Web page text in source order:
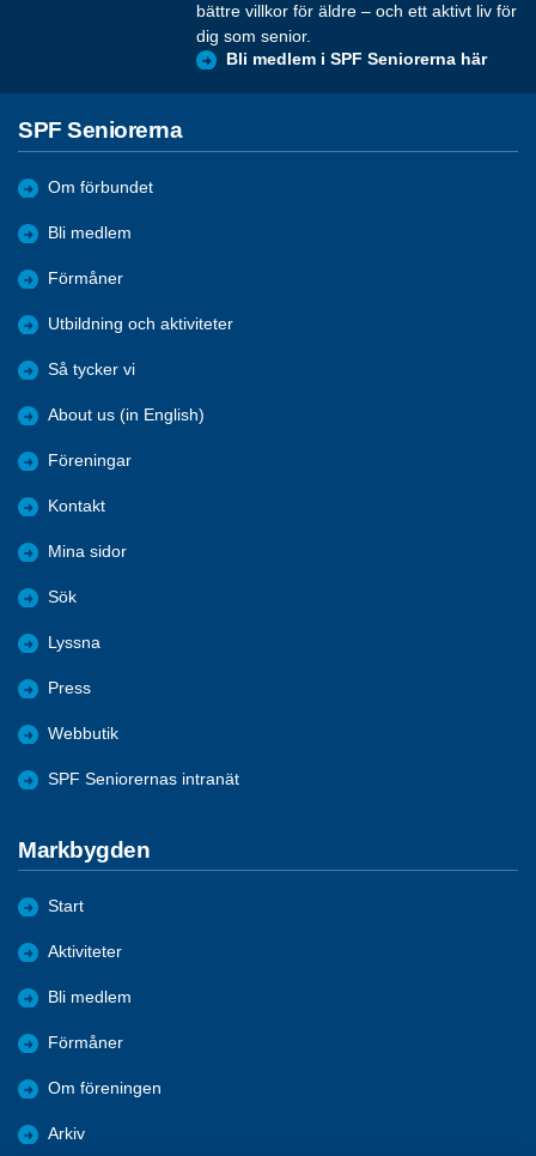
bättre villkor för äldre – och ett aktivt liv för
dig som senior.
Bli medlem i SPF Seniorerna här
SPF Seniorerna
Om förbundet
Bli medlem
Förmåner
Utbildning och aktiviteter
Så tycker vi
About us (in English)
Föreningar
Kontakt
Mina sidor
Sök
Lyssna
Press
Webbutik
SPF Seniorernas intranät
Markbygden
Start
Aktiviteter
Bli medlem
Förmåner
Om föreningen
Arkiv